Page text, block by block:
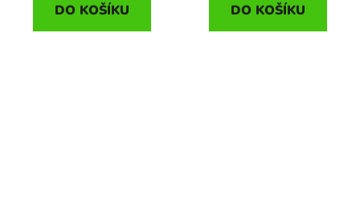
DO KOŠÍKU DO KOŠÍKU